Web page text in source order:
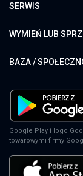
SERWIS
WYMIEŃ LUB
BAZA /
Google Play i logo
towarowymi firmy